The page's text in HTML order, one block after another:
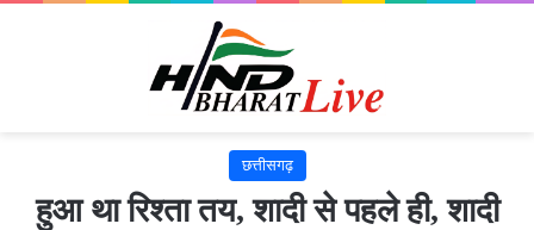
छत्तीसगढ़
हुआ था रिश्ता तय, शादी से पहले ही, शादी